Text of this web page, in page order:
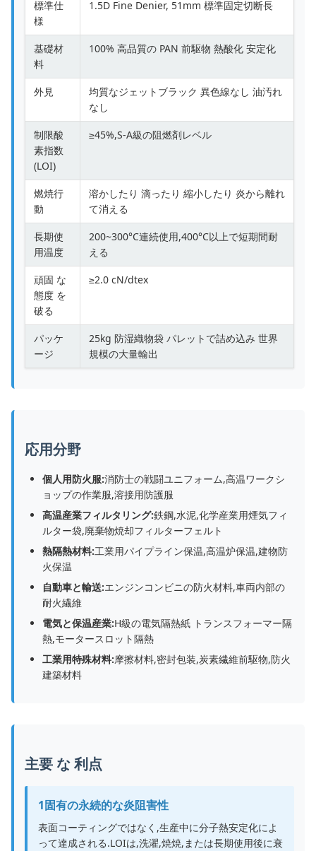
標準仕
様
1.5D Fine Denier, 51mm 標準固定切断長
基礎材
料
100% 高品質の PAN 前駆物 熱酸化 安定化
外見
均質なジェットブラック 異色線なし 油汚れ
なし
制限酸
素指数
(LOI)
≥45%,S-A級の阻燃剤レベル
燃焼行
動
溶かしたり 滴ったり 縮小したり 炎から離れ
て消える
長期使
用温度
200~300°C連続使用,400°C以上で短期間耐
える
頑固 な
態度 を
破る
≥2.0 cN/dtex
パッケ
ージ
25kg 防湿織物袋 パレットで詰め込み 世界
規模の大量輸出
応用分野
個人用防火服:消防士の戦闘ユニフォーム,高温ワークシ
ョップの作業服,溶接用防護服
高温産業フィルタリング:鉄鋼,水泥,化学産業用煙気フィ
ルター袋,廃棄物焼却フィルターフェルト
熱隔熱材料:工業用パイプライン保温,高温炉保温,建物防
火保温
自動車と輸送:エンジンコンビニの防火材料,車両内部の
耐火繊維
電気と保温産業:H級の電気隔熱紙 トランスフォーマー隔
熱,モータースロット隔熱
工業用特殊材料:摩擦材料,密封包装,炭素繊維前駆物,防火
建築材料
主要 な 利点
1固有の永続的な炎阻害性
表面コーティングではなく,生産中に分子熱安定化によ
って達成される.LOIは,洗濯,焼焼,または長期使用後に衰